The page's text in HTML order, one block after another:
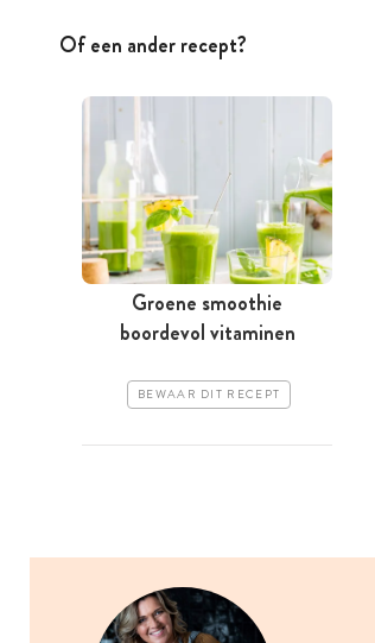
Of een ander recept?
Groene smoothie
boordevol vitaminen
BEWAAR DIT RECEPT